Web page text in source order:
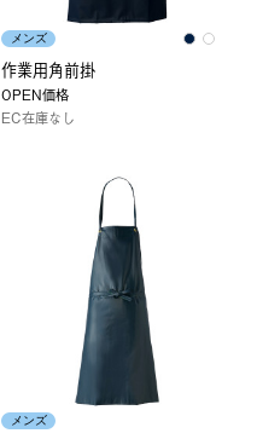
メンズ
作業用角前掛
OPEN価格
EC在庫なし
メンズ